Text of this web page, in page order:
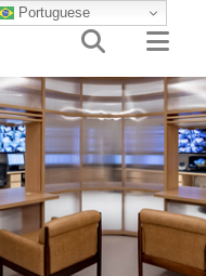
 
Portuguese